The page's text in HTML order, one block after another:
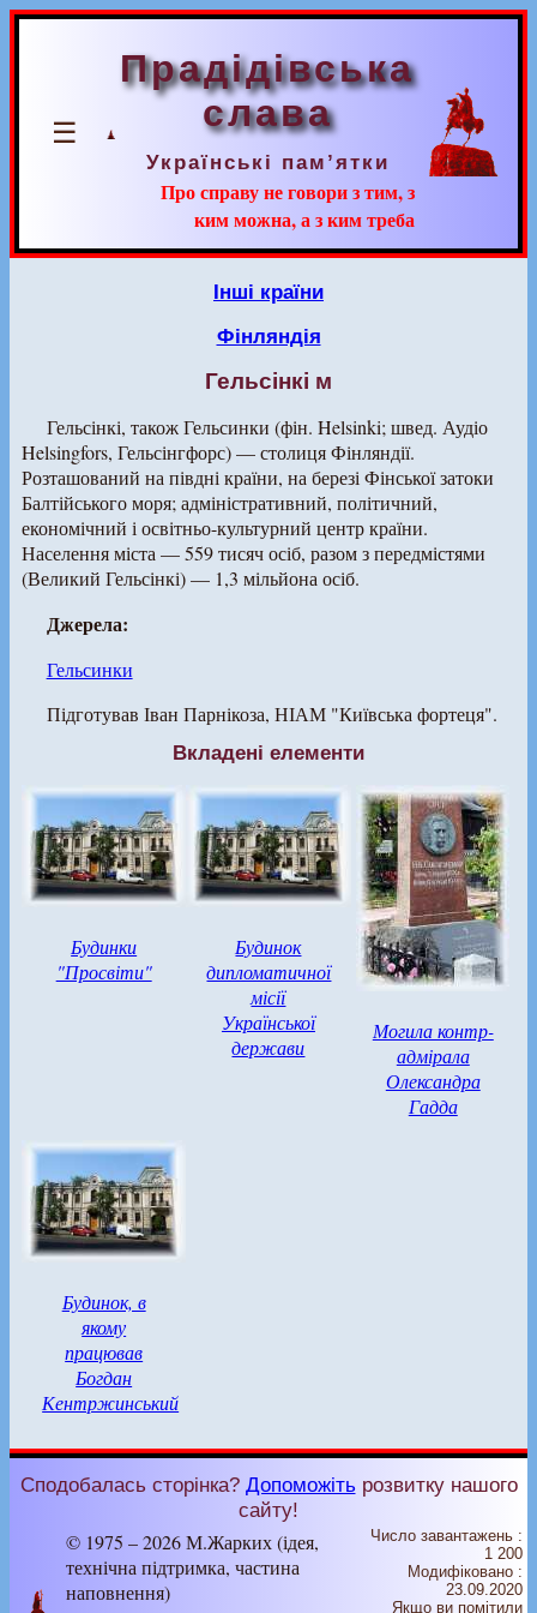
☰
Прадідівська
слава
Українські пам’ятки
Про справу не говори з тим, з
ким можна, а з ким треба
Інші країни
Фінляндія
Гельсінкі м
Гельсінкі, також Гельсинки (фін. Helsinki; швед. Аудіо
Helsingfors, Гельсінгфорс) — столиця Фінляндії.
Розташований на півдні країни, на березі Фінської затоки
Балтійського моря; адміністративний, політичний,
економічний і освітньо-культурний центр країни.
Населення міста — 559 тисяч осіб, разом з передмістями
(Великий Гельсінкі) — 1,3 мільйона осіб.
Джерела:
Гельсинки
Підготував Іван Парнікоза, НІАМ "Київська фортеця".
Вкладені елементи
Будинки
"Просвіти"
Будинок
дипломатичної
місії
Української
держави
Могила контр-
адмірала
Олександра
Гадда
️Будинок, в
якому
працював
Богдан
Кентржинський
Сподобалась сторінка? Допоможітьрозвитку нашого
сайту!
© 1975 – 2026 М.Жарких (ідея,
технічна підтримка, частина
наповнення)
Число завантажень :
1 200
Модифіковано :
23.09.2020
Якщо ви помітили